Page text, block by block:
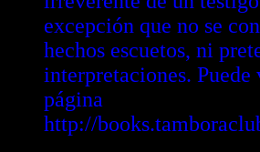
excepción que no se
hechos escuetos, ni
interpretaciones. Puede
página
http://